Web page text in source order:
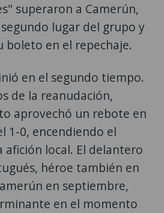
superaron a Camerún,
lugar del grupo y
boleto en el repechaje.
en el segundo tiempo.
de la reanudación,
aprovechó un rebote en
1-0, encendiendo el
afición local. El delantero
héroe también en
en septiembre,
en el momento